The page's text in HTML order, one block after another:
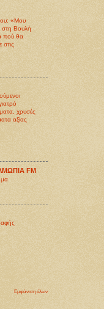
«Μου
στη Βουλή
πού θα
στις
χρυσές
αξίας
FM
Εμφάνιση όλων